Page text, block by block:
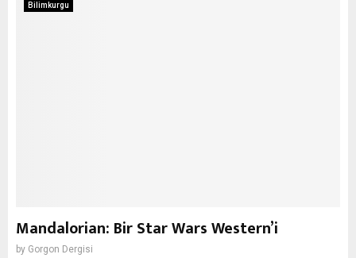
Bilimkurgu
Mandalorian: Bir Star Wars Western’i
by Gorgon Dergisi